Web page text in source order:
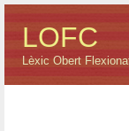
LOFC
Lèxic Obert